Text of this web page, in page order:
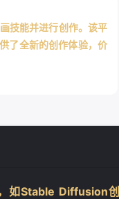
技能并进行创作。该平
了全新的创作体验，价
如Stable Diffusion